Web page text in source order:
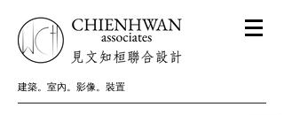
建築。室內。影像。裝置